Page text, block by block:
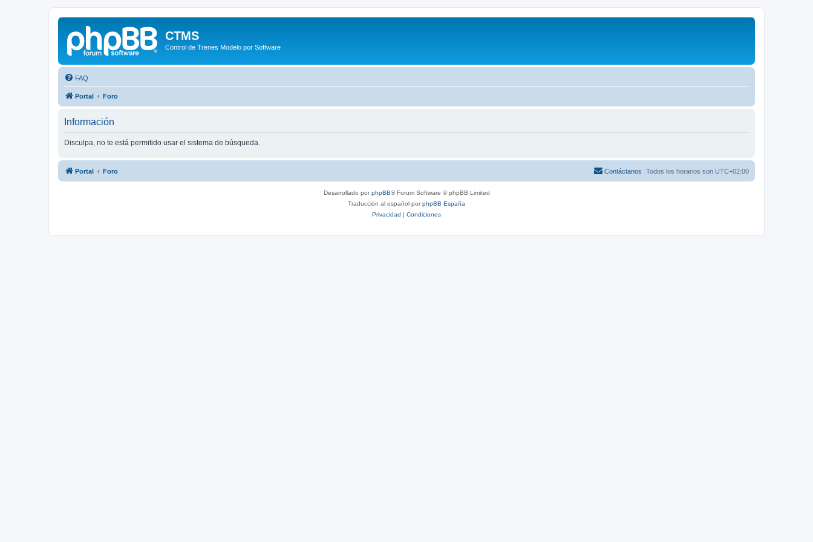
CTMS
Control de Trenes Modelo por Software
FAQ
Portal Foro
Información
Disculpa, no te está permitido usar el sistema de búsqueda.
Portal Foro Todos los horarios son UTC+02:00
Contáctanos
Desarrollado porphpBB® Forum Software © phpBB Limited
Traducción al español porphpBB España
Privacidad | Condiciones